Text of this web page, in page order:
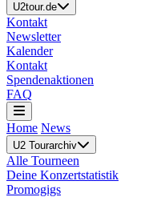
U2tour.de
Kontakt
Newsletter
Kalender
Kontakt
Spendenaktionen
FAQ
Home News
U2 Tourarchiv
Alle Tourneen
Deine Konzertstatistik
Promogigs